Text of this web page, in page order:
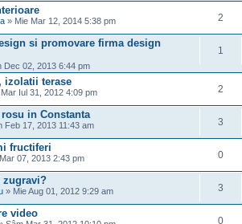
» Mie Mar 12, 2014 5:38 pm 2
si promovare firma design
Dec 02, 2013 6:44 pm
1
izolatii terase
Iul 31, 2012 4:09 pm 2
in Constanta
Feb 17, 2013 11:43 am 3
fructiferi
07, 2013 2:43 pm 0
zugravi?
» Mie Aug 01, 2012 9:29 am 3
video
0